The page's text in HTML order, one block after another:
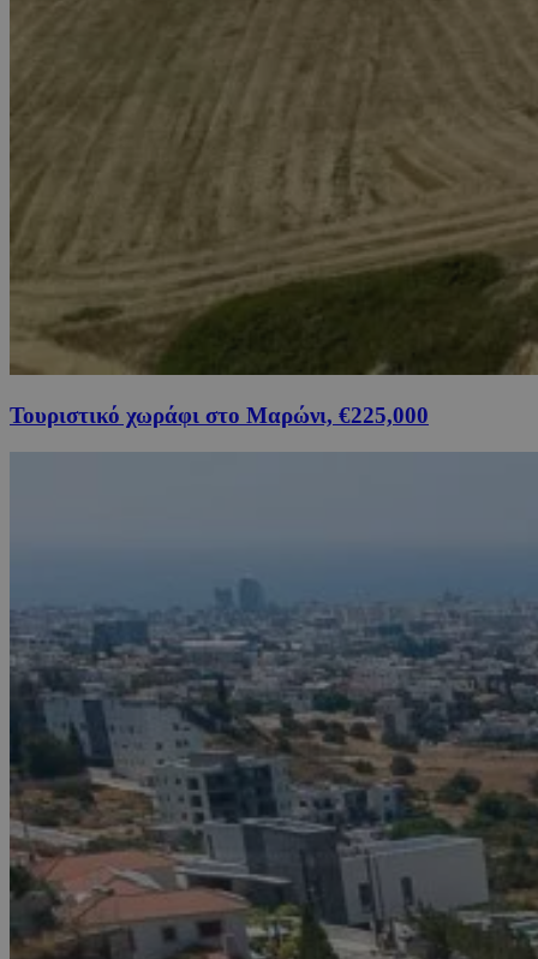
Τουριστικό χωράφι στο Μαρώνι, €225,000